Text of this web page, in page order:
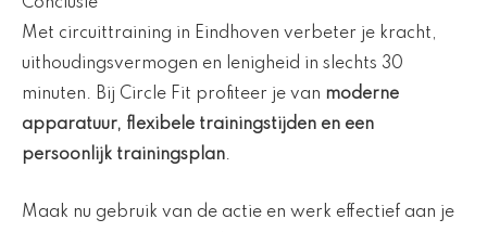
Conclusie
Met circuittraining in Eindhoven verbeter je kracht,
uithoudingsvermogen en lenigheid in slechts 30
minuten. Bij Circle Fit profiteer je van moderne
apparatuur, flexibele trainingstijden en een
persoonlijk trainingsplan.
Maak nu gebruik van de actie en werk effectief aan je